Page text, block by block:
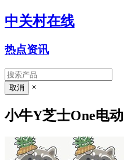
中关村在线
热点资讯
×
小牛Y芝士One电